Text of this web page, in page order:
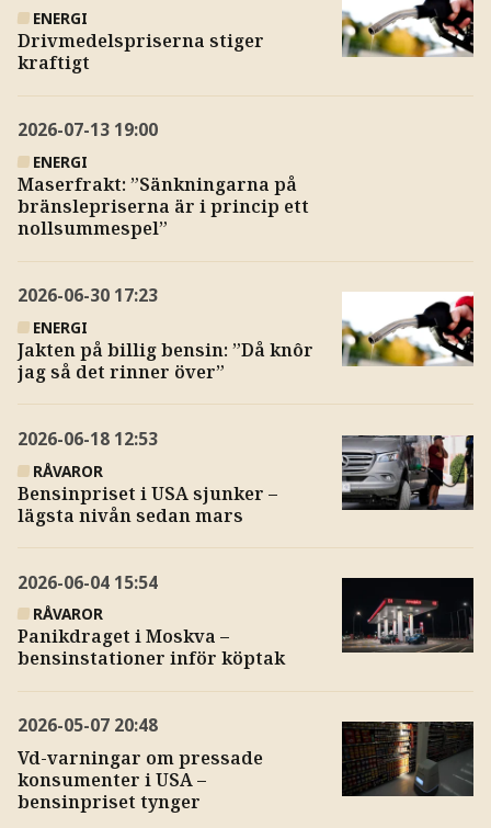
ENERGI
Drivmedelspriserna stiger
kraftigt
2026-07-13 19:00
ENERGI
Maserfrakt: ”Sänkningarna på
bränslepriserna är i princip ett
nollsummespel”
2026-06-30 17:23
ENERGI
Jakten på billig bensin: ”Då knôr
jag så det rinner över”
2026-06-18 12:53
RÅVAROR
Bensinpriset i USA sjunker –
lägsta nivån sedan mars
2026-06-04 15:54
RÅVAROR
Panikdraget i Moskva –
bensinstationer inför köptak
2026-05-07 20:48
Vd-varningar om pressade
konsumenter i USA –
bensinpriset tynger